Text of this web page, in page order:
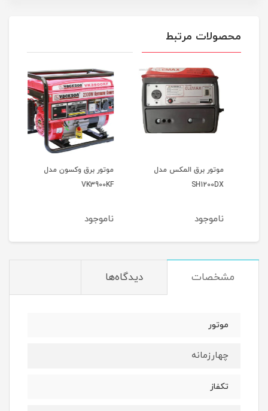
محصولات مرتبط
موتور برق المکس مدل
SH1200DX
ناموجود
موتور برق وکسون مدل
VK3900KF
ناموجود
مشخصات دیدگاه‌ها
موتور
چهارزمانه
تکفاز